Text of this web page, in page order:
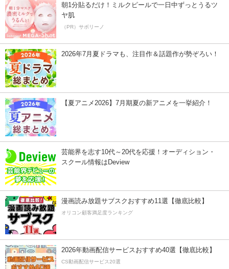
朝1分貼るだけ！ミルクピールで一日中ずっとうるツ
ヤ肌
（PR）サボリーノ
2026年7月夏ドラマも、注目作＆話題作が勢ぞろい！
【夏アニメ2026】7月期夏の新アニメを一挙紹介！
芸能界を志す10代～20代を応援！オーディション・
スクール情報はDeview
漫画読み放題サブスクおすすめ11選【徹底比較】
オリコン顧客満足度ランキング
2026年動画配信サービスおすすめ40選【徹底比較】
CS動画配信サービス20選